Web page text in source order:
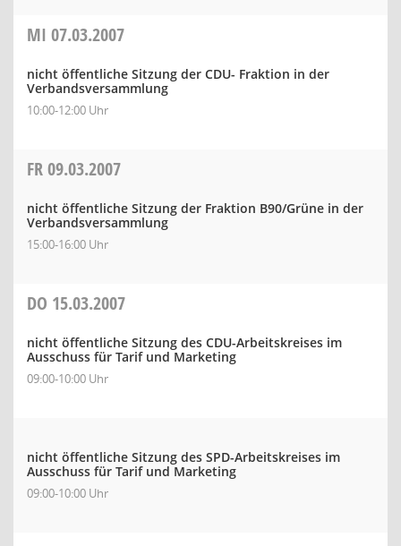
MI 07.03.2007
nicht öffentliche Sitzung der CDU- Fraktion in der
Verbandsversammlung
10:00-12:00 Uhr
FR09.03.2007
nicht öffentliche Sitzung der Fraktion B90/Grüne in der
Verbandsversammlung
15:00-16:00 Uhr
DO 15.03.2007
nicht öffentliche Sitzung des CDU-Arbeitskreises im
Ausschuss für Tarif und Marketing
09:00-10:00 Uhr
nicht öffentliche Sitzung des SPD-Arbeitskreises im
Ausschuss für Tarif und Marketing
09:00-10:00 Uhr